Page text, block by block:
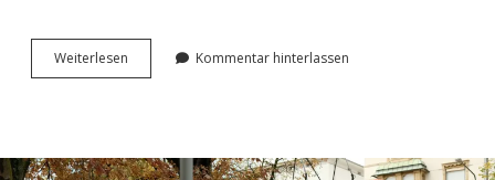
Wei­ter­le­sen
ter­
stadt
Kommentar hinterlassen